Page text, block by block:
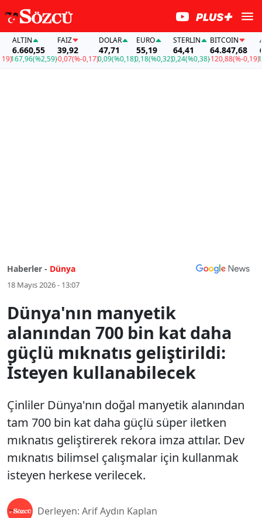
ALTIN
6.660,55
167,96(%2,59)
FAİZ
39,92
-0,07(%-0,17)
DOLAR
47,71
0,09(%0,18)
EURO
55,19
0,18(%0,32)
STERLIN
64,41
0,24(%0,38)
BITCOIN
64.847,68
-120,88(%-0,19)
Haberler - Dünya
18 Mayıs 2026 - 13:07
Dünya'nın manyetik
alanından 700 bin kat daha
güçlü mıknatıs geliştirildi:
İsteyen kullanabilecek
Çinliler Dünya'nın doğal manyetik alanından
tam 700 bin kat daha güçlü süper iletken
mıknatıs geliştirerek rekora imza attılar. Dev
mıknatıs bilimsel çalışmalar için kullanmak
isteyen herkese verilecek.
Derleyen: Arif Aydın Kaplan